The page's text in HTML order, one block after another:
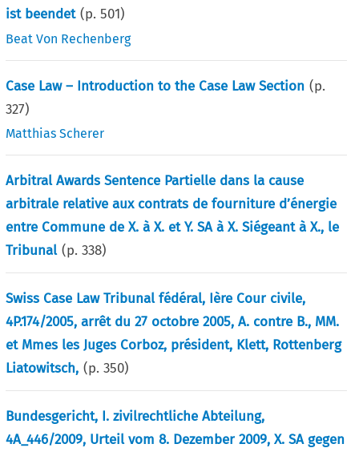
ist beendet (p.501)
Beat Von Rechenberg
Case Law – Introduction to the Case Law Section (p.
327)
Matthias Scherer
Arbitral Awards Sentence Partielle dans la cause
arbitrale relative aux contrats de fourniture d’énergie
entre Commune de X. à X. et Y. SA à X. Siégeant à X., le
Tribunal (p.338)
Swiss Case Law Tribunal fédéral, Ière Cour civile,
4P.174/2005, arrêt du 27 octobre 2005, A. contre B., MM.
et Mmes les Juges Corboz, président, Klett, Rottenberg
Liatowitsch, (p.350)
Bundesgericht, I. zivilrechtliche Abteilung,
4A_446/2009, Urteil vom 8. Dezember 2009, X. SA gegen